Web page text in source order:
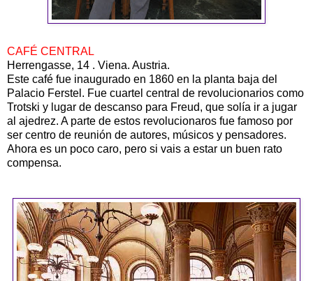
CAFÉ CENTRAL
Herrengasse, 14 . Viena. Austria.
Este café fue inaugurado en 1860 en la planta baja del
Palacio Ferstel. Fue cuartel central de revolucionarios como
Trotski y lugar de descanso para Freud, que solía ir a jugar
al ajedrez. A parte de estos revolucionaros fue famoso por
ser centro de reunión de autores, músicos y pensadores.
Ahora es un poco caro, pero si vais a estar un buen rato
compensa.